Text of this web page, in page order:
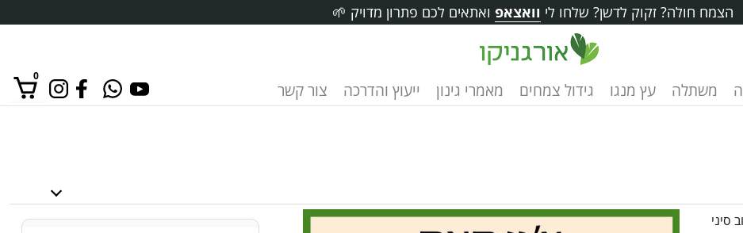
הצמח חולה? זקוק לדשן? שלחו לי וואצאפ ואתאים לכם פתרון מדויק 🌱
משתלה עץ מנגו גידול צמחים מאמרי גינון ייעוץ והדרכה צור קשר
0
סיני